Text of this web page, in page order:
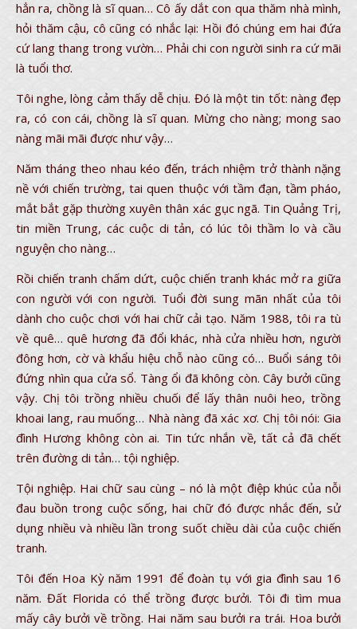
hẳn ra, chồng là sĩ quan… Cô ấy dắt con qua thăm nhà mình,
hỏi thăm cậu, cô cũng có nhắc lại: Hồi đó chúng em hai đứa
cứ lang thang trong vườn… Phải chi con người sinh ra cứ mãi
là tuổi thơ.
Tôi nghe, lòng cảm thấy dễ chịu. Đó là một tin tốt: nàng đẹp
ra, có con cái, chồng là sĩ quan. Mừng cho nàng; mong sao
nàng mãi mãi được như vậy…
Năm tháng theo nhau kéo đến, trách nhiệm trở thành nặng
nề với chiến trường, tai quen thuộc với tầm đạn, tầm pháo,
mắt bắt gặp thường xuyên thân xác gục ngã. Tin Quảng Trị,
tin miền Trung, các cuộc di tản, có lúc tôi thầm lo và cầu
nguyện cho nàng…
Rồi chiến tranh chấm dứt, cuộc chiến tranh khác mở ra giữa
con người với con người. Tuổi đời sung mãn nhất của tôi
dành cho cuộc chơi với hai chữ cải tạo. Năm 1988, tôi ra tù
về quê… quê hương đã đổi khác, nhà cửa nhiều hơn, người
đông hơn, cờ và khẩu hiệu chỗ nào cũng có… Buổi sáng tôi
đứng nhìn qua cửa sổ. Tàng ổi đã không còn. Cây bưởi cũng
vậy. Chị tôi trồng nhiều chuối để lấy thân nuôi heo, trồng
khoai lang, rau muống… Nhà nàng đã xác xơ. Chị tôi nói: Gia
đình Hương không còn ai. Tin tức nhắn về, tất cả đã chết
trên đường di tản… tội nghiệp.
Tội nghiệp. Hai chữ sau cùng – nó là một điệp khúc của nỗi
đau buồn trong cuộc sống, hai chữ đó được nhắc đến, sử
dụng nhiều và nhiều lần trong suốt chiều dài của cuộc chiến
tranh.
Tôi đến Hoa Kỳ năm 1991 để đoàn tụ với gia đình sau 16
năm. Đất Florida có thể trồng được bưởi. Tôi đi tìm mua
mấy cây bưởi về trồng. Hai năm sau bưởi ra trái. Hoa bưởi